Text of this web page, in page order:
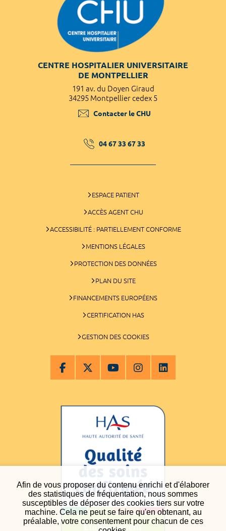
Afin de vous proposer du contenu enrichi et d'élaborer
des statistiques de fréquentation, nous sommes
susceptibles de déposer des cookies tiers sur votre
machine. Cela ne peut se faire qu'en obtenant, au
préalable, votre consentement pour chacun de ces
CENTRE HOSPITALIER UNIVERSITAIRE
DE MONTPELLIER
191 av. du Doyen Giraud
34295 Montpellier cedex 5
Contacter le CHU
04 67 33 67 33
ESPACE PATIENT
ACCÈS AGENT CHU
ACCESSIBILITÉ : PARTIELLEMENT CONFORME
MENTIONS LÉGALES
PROTECTION DES DONNÉES
PLAN DU SITE
FINANCEMENTS EUROPÉENS
CERTIFICATION HAS
GESTION DES COOKIES